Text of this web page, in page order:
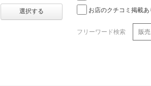
選択する
お店のクチコミ掲載あ
フリーワード検索